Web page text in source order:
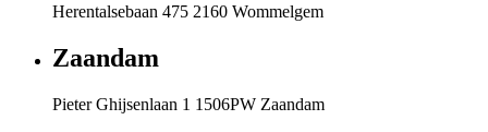
Herentalsebaan 475 2160 Wommelgem
Zaandam
Pieter Ghijsenlaan 1 1506PW Zaandam